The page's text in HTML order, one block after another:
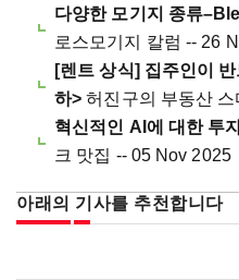
다양한 모기지 종류
로스모기지 칼럼 -- 26
[렌트 상식] 집주인이
하> 허진구의 부동산
혁신적인 AI에 대한 투
크 맛집 -- 05 Nov 2025
아래의 기사를 추천합니다